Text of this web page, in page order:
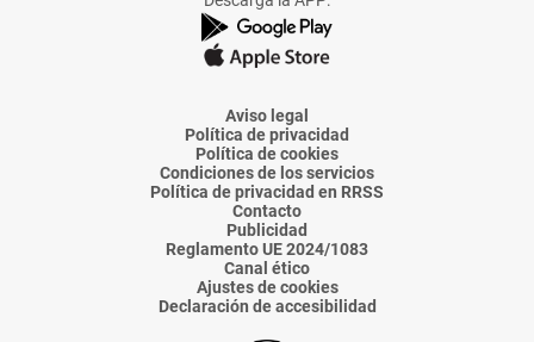
de
La
Voz
Almería
de
La
Voz
Almería
de
La
Voz
Almería
de
La
Voz
Almería
de
La
Voz
Aviso legal
Política de privacidad
Política de cookies
Condiciones de los servicios
Política de privacidad en RRSS
Contacto
Publicidad
Reglamento UE 2024/1083
Canal ético
Ajustes de cookies
Declaración de accesibilidad